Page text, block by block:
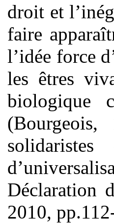
droit et
faire
l’idée force
les êtres
biologique
Déclaration
2010,